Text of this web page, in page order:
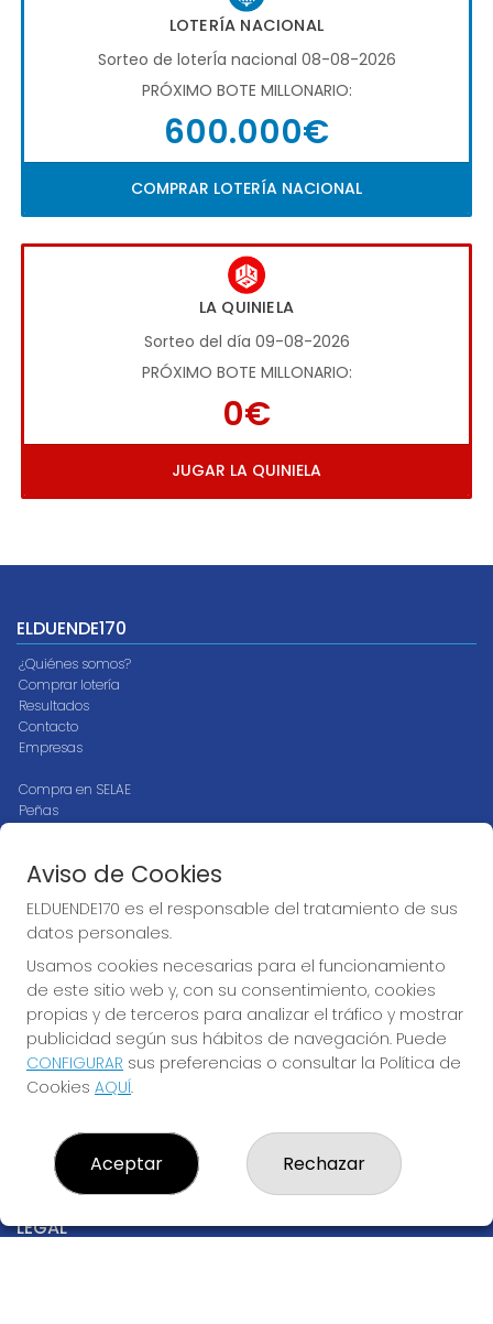
LOTERÍA NACIONAL
Sorteo de loterÍa nacional 08-08-2026
PRÓXIMO BOTE MILLONARIO:
600.000€
COMPRAR LOTERÍA NACIONAL
LA QUINIELA
Sorteo del día 09-08-2026
PRÓXIMO BOTE MILLONARIO:
0€
JUGAR LA QUINIELA
ELDUENDE170
¿Quiénes somos?
Comprar lotería
Resultados
Contacto
Empresas
Compra en SELAE
Peñas
REDES SOCIALES
CONTACTO
ADMINISTRACION DE LOTERIAS Nº170-MADRID - Receptor
Oficial 97205
915530032
info@elduende170.com
AVDA. REINA VICTORIA, 52
Madrid, 28003
(Madrid) España
LEGAL
Aviso de Cookies
ELDUENDE170 es el responsable del tratamiento de sus
datos personales.
Usamos cookies necesarias para el funcionamiento
de este sitio web y, con su consentimiento, cookies
propias y de terceros para analizar el tráfico y mostrar
publicidad según sus hábitos de navegación. Puede
CONFIGURAR sus preferencias o consultar la Política de
Cookies AQUÍ.
Aceptar Rechazar